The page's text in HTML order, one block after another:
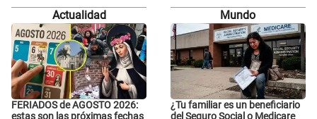
relación con él y otros integrantes
relación con él y otros integrantes
Actualidad
FERIADOS de AGOSTO 2026:
estas son las próximas fechas
Mundo
¿Tu familiar es un beneficiario
del Seguro Social o Medicare